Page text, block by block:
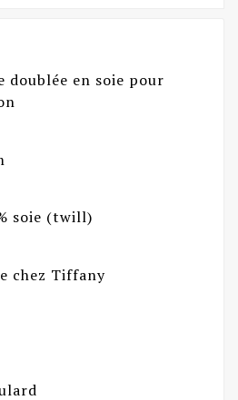
doublée en soie pour
soie (twill)
chez Tiffany